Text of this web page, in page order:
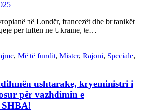
në Londër, francezët dhe britanikët
për luftën në Ukrainë, të…
, Më të fundit, Mister, Rajoni, Speciale,
ushtarake, kryeministri i
për vazhdimin e
SHBA!